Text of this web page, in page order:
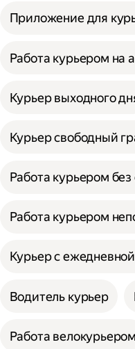
Приложение для
Работа курьером на
Курьер выходного
Курьер свободный
Работа курьером без
Работа курьером
Курьер с
Водитель курьер
Работа велокурьером